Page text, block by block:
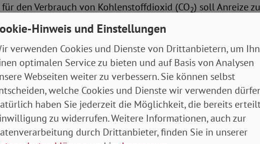
den Verbrauch von Kohlenstoffdioxid (CO2) soll Anreize
setzen. Dies gilt auch für den Bereich Wohnen. Bisher war
diese Abgabe komplett selbst übernommen, obwohl sie auf
die Dämmung des Gebäudes oder die Art der Heizung
gefundenen Kompromiss der Ampelkoalition greift ein
Danach müssen sich nun auch die Vermieter an
zwar umso stärker, je weniger umweltfreundlich das
Hinweis und Einstellungen
verwenden Cookies und Dienste von Drittanbietern, um
optimalen Service zu bieten und auf Basis von Analysen
Webseiten weiter zu verbessern. Sie können selbst
welche Cookies und Dienste wir verwenden
haben Sie jederzeit die Möglichkeit, die bereits
zu widerrufen. Weitere Informationen, auch zur
durch Drittanbieter, finden Sie in unserer